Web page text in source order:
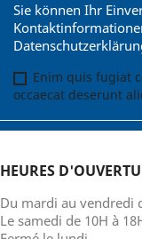
Sie können Ihr
Enim quis fugiat
occaecat deserunt
HEURES
Du mardi au vendredi
Le samedi de 10H à